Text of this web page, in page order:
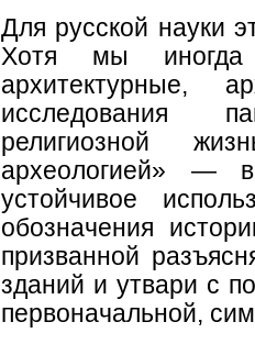
Для русской науки
Хотя мы иногда
архитектурные,
исследования
религиозной
археологией» —
устойчивое
обозначения
призванной
зданий и утвари с
первоначальной,